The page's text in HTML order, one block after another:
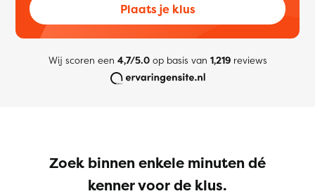
Plaats je klus
Wij scoren een 4,7/5.0op basis van 1,219reviews
Zoek binnen enkele minuten dé
kenner voor de klus.